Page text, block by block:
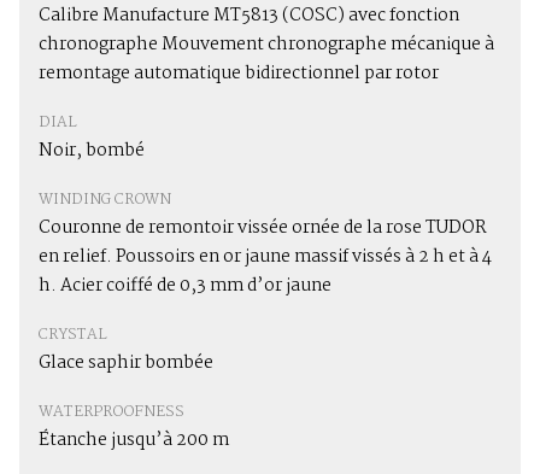
Calibre Manufacture MT5813 (COSC) avec fonction
chronographe Mouvement chronographe mécanique à
remontage automatique bidirectionnel par rotor
DIAL
Noir, bombé
WINDING CROWN
Couronne de remontoir vissée ornée de la rose TUDOR
en relief. Poussoirs en or jaune massif vissés à 2 h et à 4
h. Acier coiffé de 0,3 mm d’or jaune
CRYSTAL
Glace saphir bombée
WATERPROOFNESS
Étanche jusqu’à 200 m